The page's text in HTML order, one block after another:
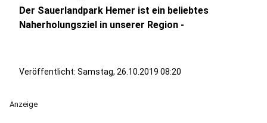
Der Sauerlandpark Hemer ist ein beliebtes
Naherholungsziel in unserer Region -
Veröffentlicht: Samstag, 26.10.2019 08:20
Anzeige